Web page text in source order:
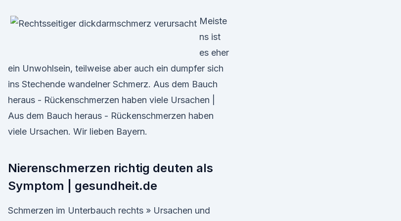
Meiste
ns ist
es eher
ein Unwohlsein, teilweise aber auch ein dumpfer sich
ins Stechende wandelner Schmerz. Aus dem Bauch
heraus - Rückenschmerzen haben viele Ursachen |
Aus dem Bauch heraus - Rückenschmerzen haben
viele Ursachen. Wir lieben Bayern.
Nierenschmerzen richtig deuten als
Symptom | gesundheit.de
Schmerzen im Unterbauch rechts » Ursachen und